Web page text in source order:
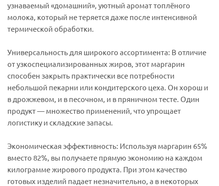
узнаваемый «домашний», уютный аромат топлёного
молока, который не теряется даже после интенсивной
термической обработки.
Универсальность для широкого ассортимента: В отличие
от узкоспециализированных жиров, этот маргарин
способен закрыть практически все потребности
небольшой пекарни или кондитерского цеха. Он хорош и
в дрожжевом, и в песочном, и в пряничном тесте. Один
продукт — множество применений, что упрощает
логистику и складские запасы.
Экономическая эффективность: Используя маргарин 65%
вместо 82%, вы получаете прямую экономию на каждом
килограмме жирового продукта. При этом качество
готовых изделий падает незначительно, а в некоторых